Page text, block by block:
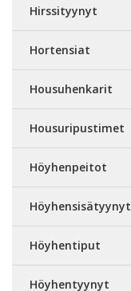
Hirssityynyt
Hortensiat
Housuhenkarit
Housuripustimet
Höyhenpeitot
Höyhensisätyynyt
Höyhentiput
Höyhentyynyt